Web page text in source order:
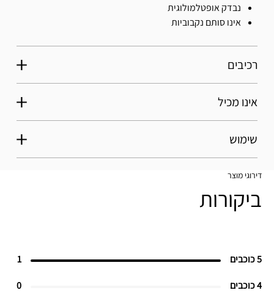
נבדק אופטלמולוגית
אינו סותם נקבוביות
רכיבים
אינו מכיל
שימוש
דירוגי מוצר
ביקורות
5 כוכבים 1
4 כוכבים 0